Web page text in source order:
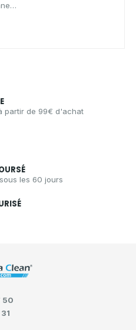
partir de 99€ d'achat
les 60 jours
50